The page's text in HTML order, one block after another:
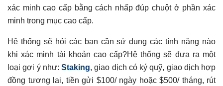
xác minh cao cấp bằng cách nhấp đúp chuột ở phần xác
minh trong mục cao cấp.
Hệ thống sẽ hỏi các bạn cần sử dụng các tính năng nào
khi xác minh tài khoản cao cấp?Hệ thống sẽ đưa ra một
loại gợi ý như: Staking, giao dịch có ký quỹ, giao dịch hợp
đồng tương lai, tiền gửi $100/ ngày hoặc $500/ tháng, rút